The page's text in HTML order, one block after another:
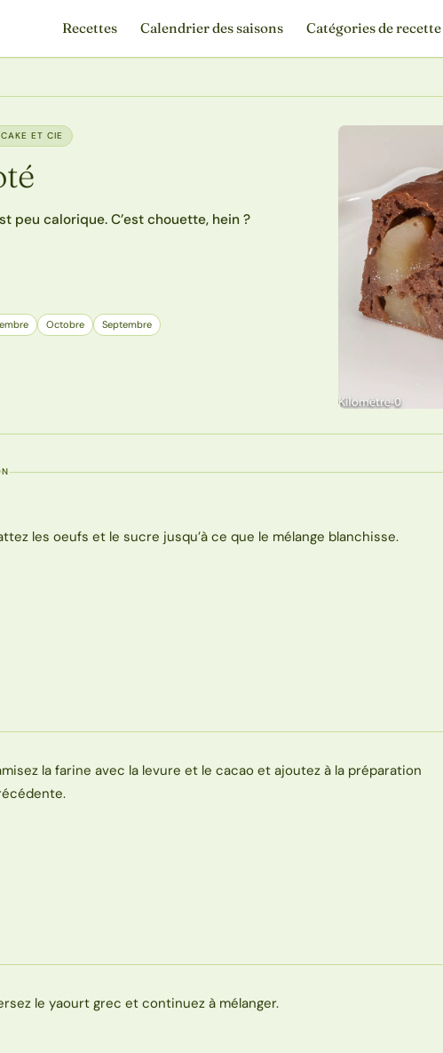
Recettes Calendrier des saisons Catégories de recette
ET CIE
peu calorique. C’est chouette, hein ?
Octobre Septembre
les oeufs et le sucre jusqu’à ce que le mélange blanchisse.
la farine avec la levure et le cacao et ajoutez à la préparation
le yaourt grec et continuez à mélanger.